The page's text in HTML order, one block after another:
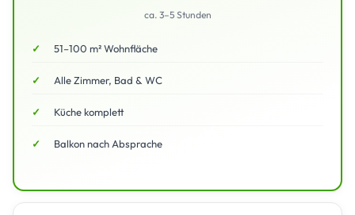
ca. 3–5 Stunden
51–100 m² Wohnfläche
Alle Zimmer, Bad & WC
Küche komplett
Balkon nach Absprache